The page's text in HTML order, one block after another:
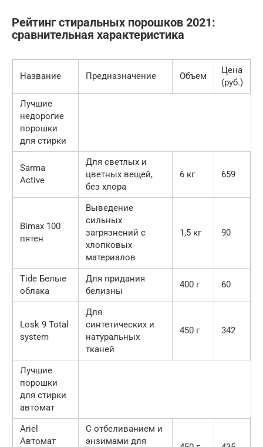
Рейтинг стиральных порошков 2021:
сравнительная характеристика
Название Предназначение Объем
Цена
(руб.)
Лучшие
недорогие
порошки
для стирки
Sarma
Active
Для светлых и
цветных вещей,
без хлора
6 кг 659
Bimax 100
пятен
Выведение
сильных
загрязнений с
хлопковых
материалов
1,5 кг 90
Tide Белые
облака
Для придания
белизны
400 г 60
Losk 9 Total
system
Для
синтетических и
натуральных
тканей
450 г 342
Лучшие
порошки
для стирки
автомат
Ariel
Автомат
С отбеливанием и
энзимами для